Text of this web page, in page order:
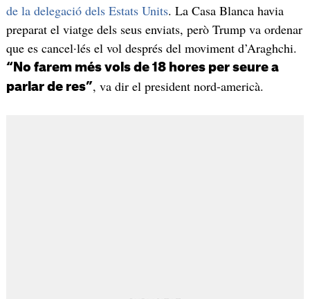
de la delegació dels Estats Units. La Casa Blanca havia
preparat el viatge dels seus enviats, però Trump va ordenar
que es cancel·lés el vol després del moviment d’Araghchi.
“No farem més vols de 18 hores per seure a
parlar de res”, va dir el president nord-americà.